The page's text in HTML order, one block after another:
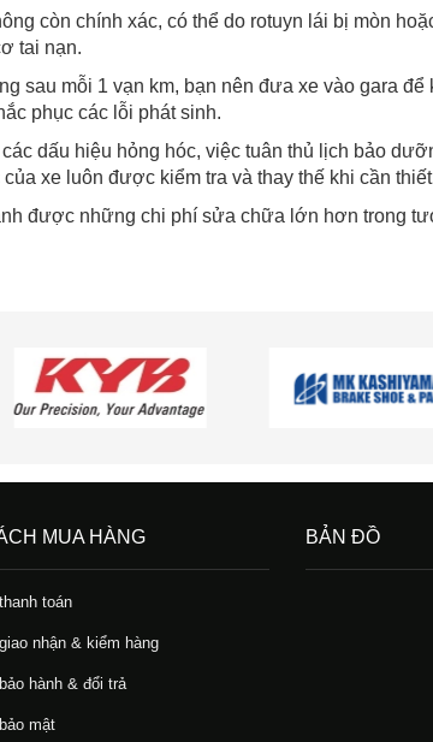
còn chính xác, có thể do rotuyn lái bị mòn
tai nạn.
sau mỗi 1 vạn km, bạn nên đưa xe vào gara để
phục các lỗi phát sinh.
dấu hiệu hỏng hóc, việc tuân thủ lịch bảo
xe luôn được kiểm tra và thay thế khi cần
được những chi phí sửa chữa lớn hơn trong
MUA HÀNG
toán
nhận & kiểm hàng
hành & đổi trả
mật
BẢN ĐỒ